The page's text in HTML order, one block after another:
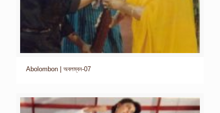
Abolombon | অবলম্বন-07